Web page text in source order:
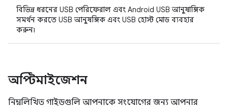
বিভিন্ন ধরনের USB পেরিফেরাল এবং Android USB আনুষাঙ্গিক
সমর্থন করতে USB আনুষঙ্গিক এবং USB হোস্ট মোড ব্যবহার
করুন৷
অপ্টিমাইজেশন
নিম্নলিখিত গাইডগুলি আপনাকে সংযোগের জন্য আপনার